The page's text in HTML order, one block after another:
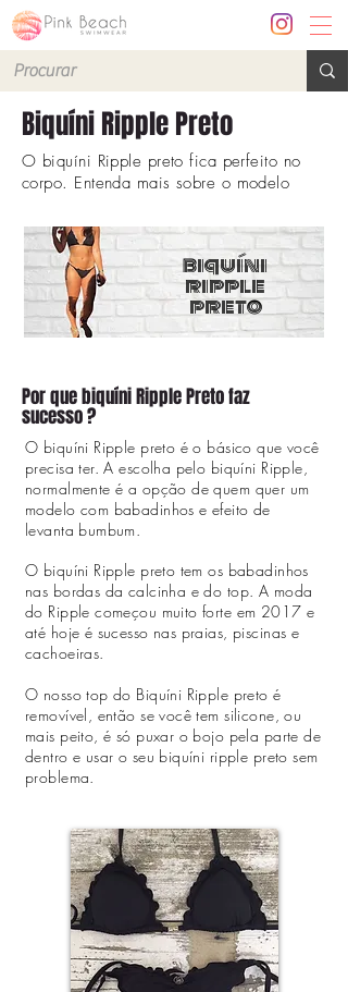
Biquíni Ripple Preto
O biquíni Ripple preto fica perfeito no
corpo. Entenda mais sobre o modelo
biquíni
ripple
preto
Por que biquíni Ripple Preto faz
sucesso ?
O biquíni Ripple preto é o básico que você
precisa ter. A escolha pelo biquíni Ripple,
normalmente é a opção de quem quer um
modelo com babadinhos e efeito de
levanta bumbum.
O biquíni Ripple preto tem os babadinhos
nas bordas da calcinha e do top. A moda
do Ripple começou muito forte em 2017 e
até hoje é sucesso nas praias, piscinas e
cachoeiras.
O nosso top do Biquíni Ripple preto é
removível, então se você tem silicone, ou
mais peito, é só puxar o bojo pela parte de
dentro e usar o seu biquíni ripple preto sem
problema.